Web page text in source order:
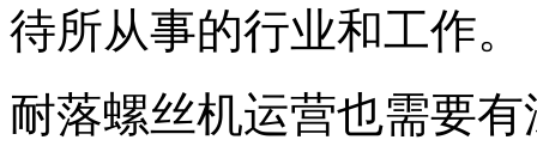
待所从事的行业和工作。
耐落螺丝机运营也需要